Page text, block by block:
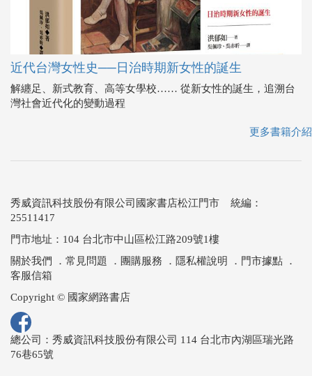
近代台灣女性史──日治時期新女性的誕生
解纏足、新式教育、高等女學校…… 從新女性的誕生，追溯台
灣社會近代化的變動過程
更多書籍介紹
秀威資訊科技股份有限公司國家書店松江門市 統編：
25511417
門市地址：104 台北市中山區松江路209號1樓
關於我們
． 常見問題 ． 團購服務 ． 隱私權說明 ． 門市據點 ．
客服信箱
Copyright © 國家網路書店
總公司：秀威資訊科技股份有限公司 114 台北市內湖區瑞光路
76巷65號